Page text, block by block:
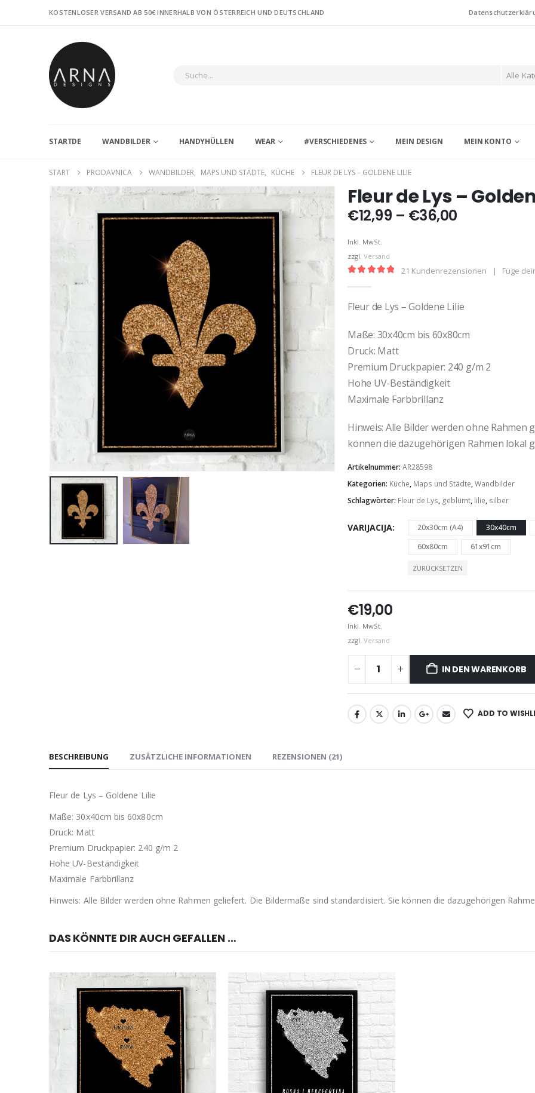
KOSTENLOSER VERSAND AB 50€ INNERHALB VON ÖSTERREICH UND DEUTSCHLAND
Alle
STARTDE WANDBILDER HANDYHÜLLEN WEAR #VERSCHIEDENES MEIN DESIGN MEIN KONTO
START PRODAVNICA WANDBILDER, MAPS UND STÄDTE, KÜCHE FLEUR DE LYS – GOLDENE LILIE
Fleur de Lys –
€12,99 – €36,00
Inkl. MwSt.
zzgl. Versand
21 Kundenrezensionen | Füge
Fleur de Lys – Goldene Lilie
Maße: 30x40cm bis 60x80cm
Druck: Matt
Premium Druckpapier: 240 g/m 2
Hohe UV-Beständigkeit
Maximale Farbbrillanz
Hinweis: Alle Bilder werden ohne Rahmen
können die dazugehörigen Rahmen lokal
Artikelnummer: AR28598
Kategorien: Küche, Maps und Städte,Wandbilder
Schlagwörter: Fleur de Lys, geblümt, lilie, silber
VARIJACIJA 20x30cm (A4) 30x40cm
60x80cm
61x91cm
ZURÜCKSETZEN
€19,00
Inkl. MwSt.
zzgl. Versand
IN DEN WARENKORB
ADD TO
BESCHREIBUNG ZUSÄTZLICHE INFORMATIONEN REZENSIONEN (21)
Fleur de Lys – Goldene Lilie
Maße: 30x40cm bis 60x80cm
Druck: Matt
Premium Druckpapier: 240 g/m 2
Hohe UV-Beständigkeit
Maximale Farbbrillanz
Hinweis: Alle Bilder werden ohne Rahmen geliefert. Die Bildermaße sind standardisiert. Sie können die dazugehörigen
DAS KÖNNTE DIR AUCH GEFALLEN …